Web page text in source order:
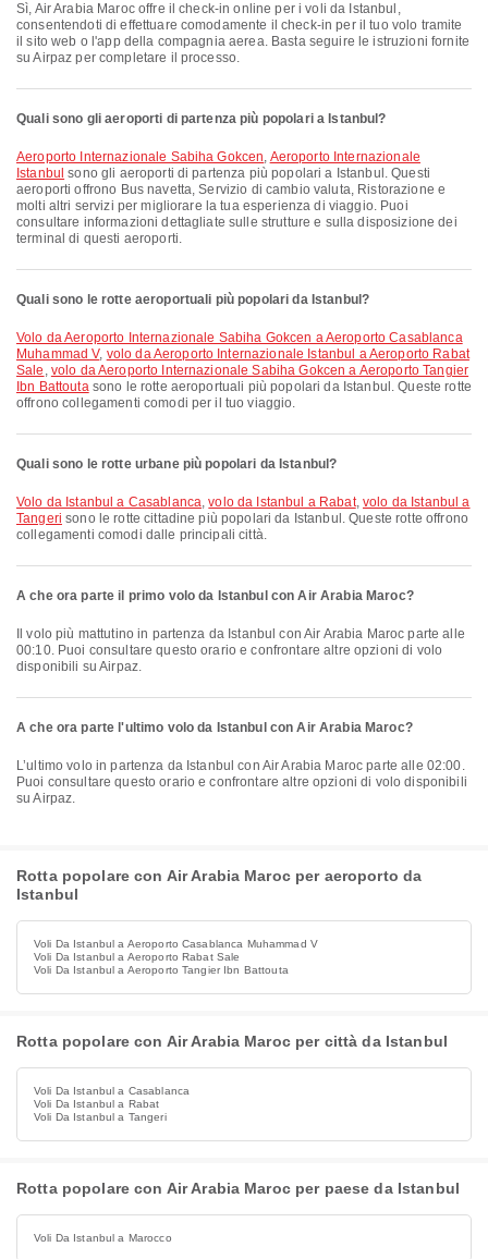
Sì, Air Arabia Maroc offre il check-in online per i voli da Istanbul,
consentendoti di effettuare comodamente il check-in per il tuo volo tramite
il sito web o l'app della compagnia aerea. Basta seguire le istruzioni fornite
su Airpaz per completare il processo.
Quali sono gli aeroporti di partenza più popolari a Istanbul?
Aeroporto Internazionale Sabiha Gokcen, Aeroporto Internazionale
Istanbul sono gli aeroporti di partenza più popolari a Istanbul. Questi
aeroporti offrono Bus navetta, Servizio di cambio valuta, Ristorazione e
molti altri servizi per migliorare la tua esperienza di viaggio. Puoi
consultare informazioni dettagliate sulle strutture e sulla disposizione dei
terminal di questi aeroporti.
Quali sono le rotte aeroportuali più popolari da Istanbul?
volo da Aeroporto Internazionale Sabiha Gokcen a Aeroporto Casablanca
Muhammad V, volo da Aeroporto Internazionale Istanbul a Aeroporto Rabat
Sale , volo da Aeroporto Internazionale Sabiha Gokcen a Aeroporto Tangier
Ibn Battoutasono le rotte aeroportuali più popolari da Istanbul. Queste rotte
offrono collegamenti comodi per il tuo viaggio.
Quali sono le rotte urbane più popolari da Istanbul?
volo da Istanbul a Casablanca,volo da Istanbul a Rabat, volo da Istanbul a
Tangeri sono le rotte cittadine più popolari da Istanbul. Queste rotte offrono
collegamenti comodi dalle principali città.
A che ora parte il primo volo da Istanbul con Air Arabia Maroc?
00:10. Puoi consultare questo orario e confrontare altre opzioni di volo
disponibili su Airpaz.
A che ora parte l'ultimo volo da Istanbul con Air Arabia Maroc?
L’ultimo volo in partenza da Istanbul con Air Arabia Maroc parte alle 02:00.
Puoi consultare questo orario e confrontare altre opzioni di volo disponibili
su Airpaz.
Rotta popolare con Air Arabia Maroc per aeroporto da
Istanbul
Voli Da Istanbul a Aeroporto Casablanca Muhammad V
Voli Da Istanbul a Aeroporto Rabat Sale
Voli Da Istanbul a Aeroporto Tangier Ibn Battouta
Rotta popolare con Air Arabia Maroc per città da Istanbul
Voli Da Istanbul a Casablanca
Voli Da Istanbul a Rabat
Voli Da Istanbul a Tangeri
Rotta popolare con Air Arabia Maroc per paese da Istanbul
Voli Da Istanbul a Marocco